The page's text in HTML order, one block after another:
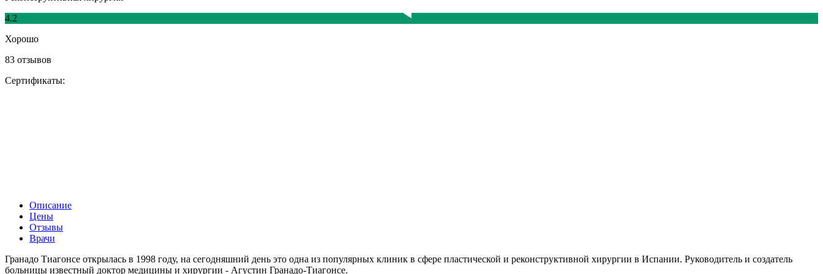
4.2
Хорошо
83 отзывов
Сертификаты:
Описание
Цены
Отзывы
Врачи
Гранадо Тиагонсе открылась в 1998 году, на сегодняшний день это одна из популярных клиник в сфере пластической и реконструктивной хирургии в Испании. Руководитель и создатель
больницы известный доктор медицины и хирургии - Агустин Гранадо-Тиагонсе.